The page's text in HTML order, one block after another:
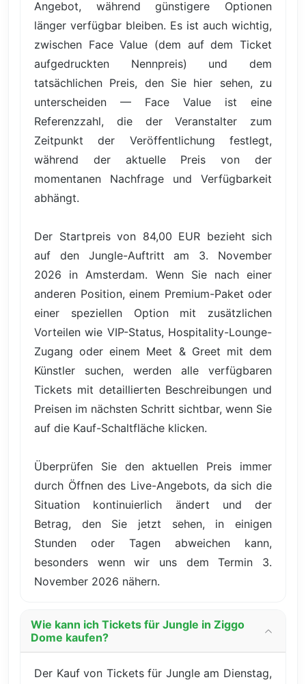
Angebot, während günstigere Optionen
länger verfügbar bleiben. Es ist auch wichtig,
zwischen Face Value (dem auf dem Ticket
aufgedruckten Nennpreis) und dem
tatsächlichen Preis, den Sie hier sehen, zu
unterscheiden — Face Value ist eine
Referenzzahl, die der Veranstalter zum
Zeitpunkt der Veröffentlichung festlegt,
während der aktuelle Preis von der
momentanen Nachfrage und Verfügbarkeit
abhängt.
Der Startpreis von 84,00 EUR bezieht sich
auf den Jungle-Auftritt am 3. November
2026 in Amsterdam. Wenn Sie nach einer
anderen Position, einem Premium-Paket oder
einer speziellen Option mit zusätzlichen
Vorteilen wie VIP-Status, Hospitality-Lounge-
Zugang oder einem Meet & Greet mit dem
Künstler suchen, werden alle verfügbaren
Tickets mit detaillierten Beschreibungen und
Preisen im nächsten Schritt sichtbar, wenn Sie
auf die Kauf-Schaltfläche klicken.
Überprüfen Sie den aktuellen Preis immer
durch Öffnen des Live-Angebots, da sich die
Situation kontinuierlich ändert und der
Betrag, den Sie jetzt sehen, in einigen
Stunden oder Tagen abweichen kann,
besonders wenn wir uns dem Termin 3.
November 2026 nähern.
Wie kann ich Tickets für Jungle in Ziggo
Dome kaufen?
Der Kauf von Tickets für Jungle am Dienstag,